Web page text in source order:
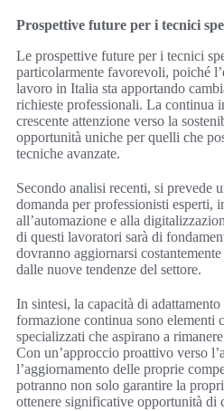
Prospettive future per i tecnici
Le prospettive future per i tecnici
particolarmente favorevoli, poiché
lavoro in Italia sta apportando
richieste professionali. La continua
crescente attenzione verso la
opportunità uniche per quelli che
tecniche avanzate.
Secondo analisi recenti, si prevede
domanda per professionisti esperti,
all’automazione e alla
di questi lavoratori sarà di
dovranno aggiornarsi
dalle nuove tendenze del settore.
In sintesi, la capacità di
formazione continua sono elementi
specializzati che aspirano a
Con un’approccio proattivo verso
l’aggiornamento delle proprie
potranno non solo garantire la
ottenere significative opportunità di